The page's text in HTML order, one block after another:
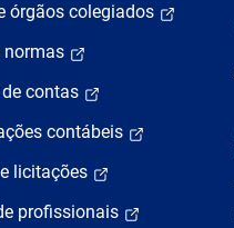
órgãos colegiados
normas
contas
contábeis
licitações
profissionais